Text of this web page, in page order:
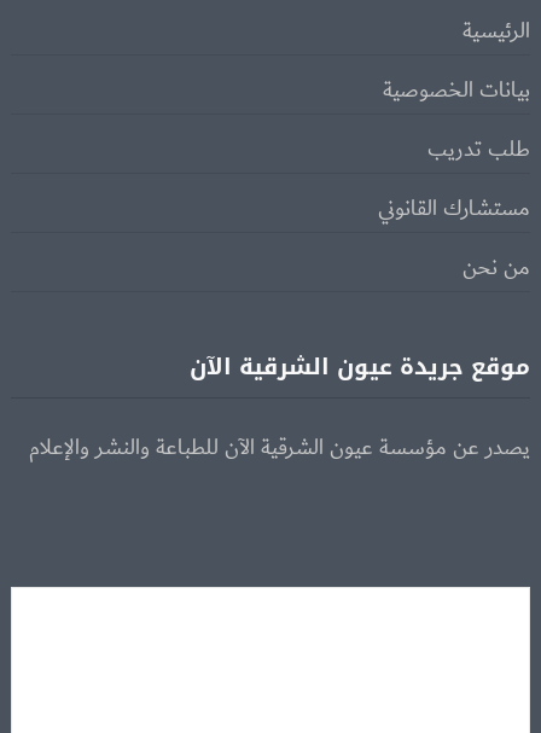
الرئيسية
بيانات الخصوصية
طلب تدريب
مستشارك القانوني
من نحن
موقع جريدة عيون الشرقية الآن
يصدر عن مؤسسة عيون الشرقية الآن للطباعة والنشر والإعلام